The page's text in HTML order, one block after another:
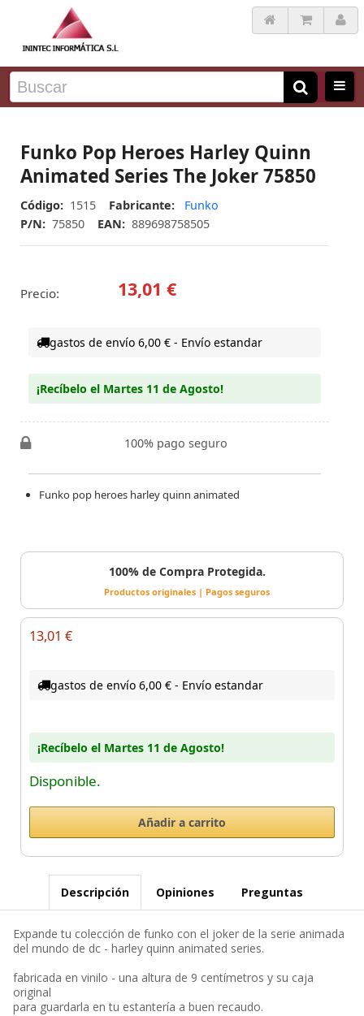
Funko Pop Heroes Harley Quinn
Animated Series The Joker 75850
Código: 1515 Fabricante:
Funko
P/N: 75850 EAN: 889698758505
Precio: 13,01 €
gastos de envío 6,00 € - Envío estandar
¡Recíbelo el Martes 11 de Agosto!
100% pago seguro
Funko pop heroes harley quinn animated
100% de Compra Protegida.
Productos originales | Pagos seguros
13,01 €
gastos de envío 6,00 € - Envío estandar
¡Recíbelo el Martes 11 de Agosto!
Disponible.
Descripción Opiniones Preguntas
Expande tu colección de funko con el joker de la serie animada
del mundo de dc - harley quinn animated series.
fabricada en vinilo - una altura de 9 centímetros y su caja
original
para guardarla en tu estantería a buen recaudo.